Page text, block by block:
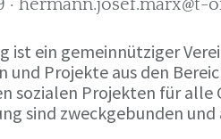
· hermann.josef.marx@t-
ist ein gemeinnütziger
Projekte aus den
sozialen Projekten für alle
sind zweckgebunden